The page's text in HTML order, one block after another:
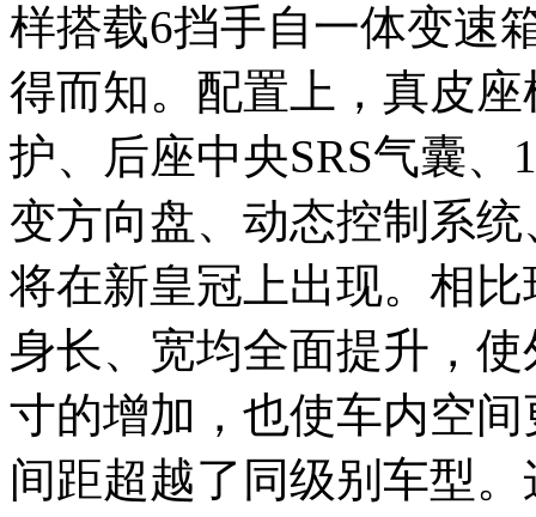
样搭载6挡手自一体变速
得而知。配置上，真皮
护、后座中央SRS气囊、
变方向盘、动态控制系
将在新皇冠上出现。相
身长、宽均全面提升，
寸的增加，也使车内空
间距超越了同级别车型